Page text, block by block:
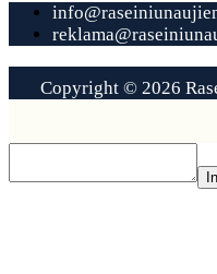
Copyright © 2026
Contact